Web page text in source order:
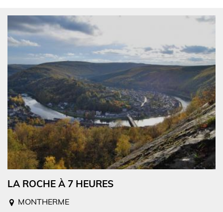
LA ROCHE À 7 HEURES
MONTHERME